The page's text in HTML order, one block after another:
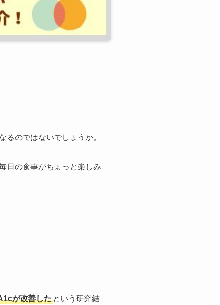
るのではないでしょうか。
日の食事がちょっと楽しみ
が改善した という研究結